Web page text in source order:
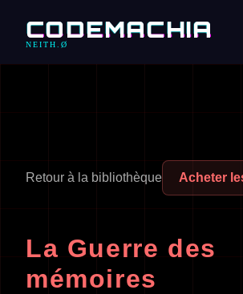
CODEMACHIA
NEITH.Ø
Retour à la bibliothèque Acheter
La Guerre des
mémoires